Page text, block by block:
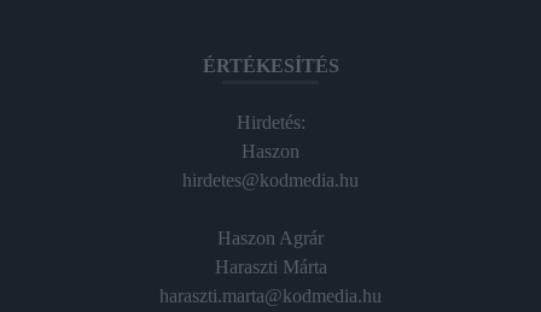
ÉRTÉKESÍTÉS
Hirdetés:
Haszon
hirdetes@kodmedia.hu
Haszon Agrár
Haraszti Márta
haraszti.marta@kodmedia.hu